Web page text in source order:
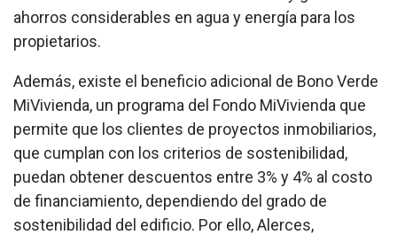
ahorros considerables en agua y energía para los
propietarios.
Además, existe el beneficio adicional de Bono Verde
MiVivienda, un programa del Fondo MiVivienda que
permite que los clientes de proyectos inmobiliarios,
que cumplan con los criterios de sostenibilidad,
puedan obtener descuentos entre 3% y 4% al costo
de financiamiento, dependiendo del grado de
sostenibilidad del edificio. Por ello, Alerces,